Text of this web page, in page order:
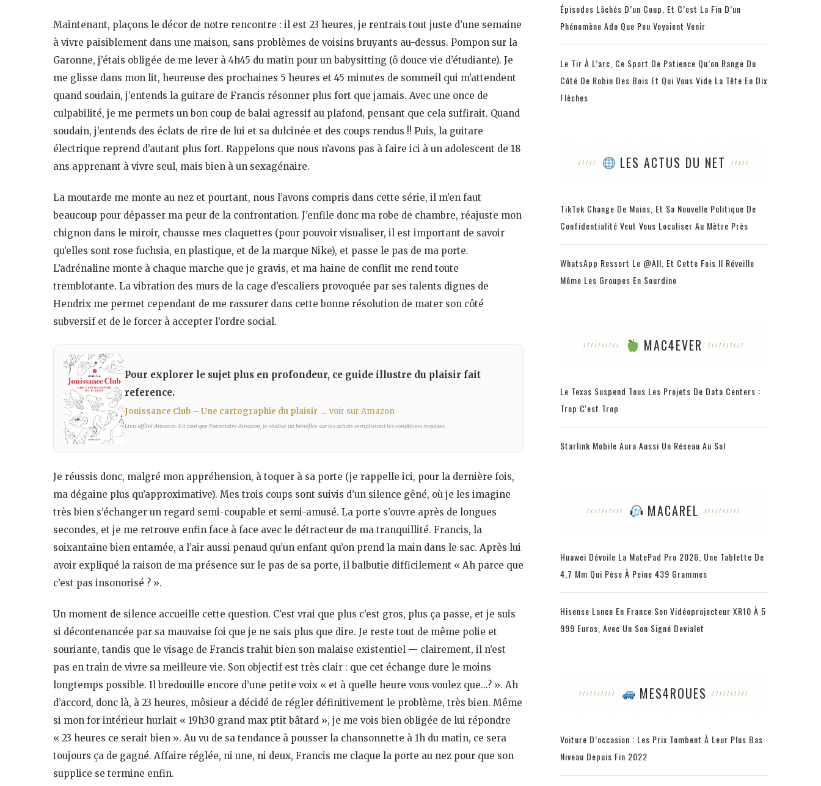
Maintenant, plaçons le décor de notre rencontre : il est 23 heures, je rentrais tout juste d’une semaine
à vivre paisiblement dans une maison, sans problèmes de voisins bruyants au-dessus. Pompon sur la
Garonne, j’étais obligée de me lever à 4h45 du matin pour un babysitting (ô douce vie d’étudiante). Je
me glisse dans mon lit, heureuse des prochaines 5 heures et 45 minutes de sommeil qui m’attendent
quand soudain, j’entends la guitare de Francis résonner plus fort que jamais. Avec une once de
culpabilité, je me permets un bon coup de balai agressif au plafond, pensant que cela suffirait. Quand
soudain, j’entends des éclats de rire de lui et sa dulcinée et des coups rendus !! Puis, la guitare
électrique reprend d’autant plus fort. Rappelons que nous n’avons pas à faire ici à un adolescent de 18
ans apprenant à vivre seul, mais bien à un sexagénaire.
La moutarde me monte au nez et pourtant, nous l’avons compris dans cette série, il m’en faut
beaucoup pour dépasser ma peur de la confrontation. J’enfile donc ma robe de chambre, réajuste mon
chignon dans le miroir, chausse mes claquettes (pour pouvoir visualiser, il est important de savoir
qu’elles sont rose fuchsia, en plastique, et de la marque Nike), et passe le pas de ma porte.
L’adrénaline monte à chaque marche que je gravis, et ma haine de conflit me rend toute
tremblotante. La vibration des murs de la cage d’escaliers provoquée par ses talents dignes de
Hendrix me permet cependant de me rassurer dans cette bonne résolution de mater son côté
subversif et de le forcer à accepter l’ordre social.
Pour explorer le sujet plus en profondeur, ce guide illustre du plaisir fait
reference.
Jouissance Club – Une cartographie du plaisir → voir sur Amazon
Lien affilié Amazon. En tant que Partenaire Amazon, je réalise un bénéfice sur les achats remplissant les conditions requises.
Je réussis donc, malgré mon appréhension, à toquer à sa porte (je rappelle ici, pour la dernière fois,
ma dégaine plus qu’approximative). Mes trois coups sont suivis d’un silence gêné, où je les imagine
très bien s’échanger un regard semi-coupable et semi-amusé. La porte s’ouvre après de longues
secondes, et je me retrouve enfin face à face avec le détracteur de ma tranquillité. Francis, la
soixantaine bien entamée, a l’air aussi penaud qu’un enfant qu’on prend la main dans le sac. Après lui
avoir expliqué la raison de ma présence sur le pas de sa porte, il balbutie difficilement « Ah parce que
c’est pas insonorisé ? ».
Un moment de silence accueille cette question. C’est vrai que plus c’est gros, plus ça passe, et je suis
si décontenancée par sa mauvaise foi que je ne sais plus que dire. Je reste tout de même polie et
souriante, tandis que le visage de Francis trahit bien son malaise existentiel — clairement, il n’est
pas en train de vivre sa meilleure vie. Son objectif est très clair : que cet échange dure le moins
longtemps possible. Il bredouille encore d’une petite voix « et à quelle heure vous voulez que…? ». Ah
d’accord, donc là, à 23 heures, môsieur a décidé de régler définitivement le problème, très bien. Même
si mon for intérieur hurlait « 19h30 grand max ptit bâtard », je me vois bien obligée de lui répondre
« 23 heures ce serait bien ». Au vu de sa tendance à pousser la chansonnette à 1h du matin, ce sera
toujours ça de gagné. Affaire réglée, ni une, ni deux, Francis me claque la porte au nez pour que son
supplice se termine enfin.
Épisodes Lâchés D’un Coup, Et C’est La Fin D’un
Phénomène Ado Que Peu Voyaient Venir
Le Tir À L’arc, Ce Sport De Patience Qu’on Range Du
Côté De Robin Des Bois Et Qui Vous Vide La Tête En Dix
Flèches
LES ACTUS DU NET
TikTok Change De Mains, Et Sa Nouvelle Politique De
Confidentialité Veut Vous Localiser Au Mètre Près
WhatsApp Ressort Le @all, Et Cette Fois Il Réveille
Même Les Groupes En Sourdine
MAC4EVER
Le Texas Suspend Tous Les Projets De Data Centers :
Trop C'est Trop
Starlink Mobile Aura Aussi Un Réseau Au Sol
MACAREL
Huawei Dévoile La MatePad Pro 2026, Une Tablette De
4,7 Mm Qui Pèse À Peine 439 Grammes
Hisense Lance En France Son Vidéoprojecteur XR10 À 5
999 Euros, Avec Un Son Signé Devialet
MES4ROUES
Voiture D’occasion : Les Prix Tombent À Leur Plus Bas
Niveau Depuis Fin 2022